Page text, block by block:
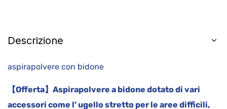
Descrizione
aspirapolvere con bidone
【Offerta】Aspirapolvere a bidone dotato di vari
accessori come l’ ugello stretto per le aree difficili,